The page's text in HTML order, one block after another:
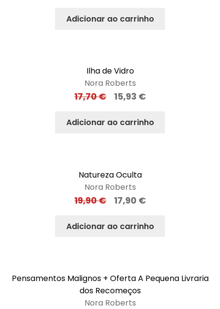
Adicionar ao carrinho
Ilha de Vidro
Nora Roberts
17,70€ 15,93 €
Adicionar ao carrinho
Natureza Oculta
Nora Roberts
19,90€ 17,90 €
Adicionar ao carrinho
Pensamentos Malignos + Oferta A Pequena Livraria
dos Recomeços
Nora Roberts